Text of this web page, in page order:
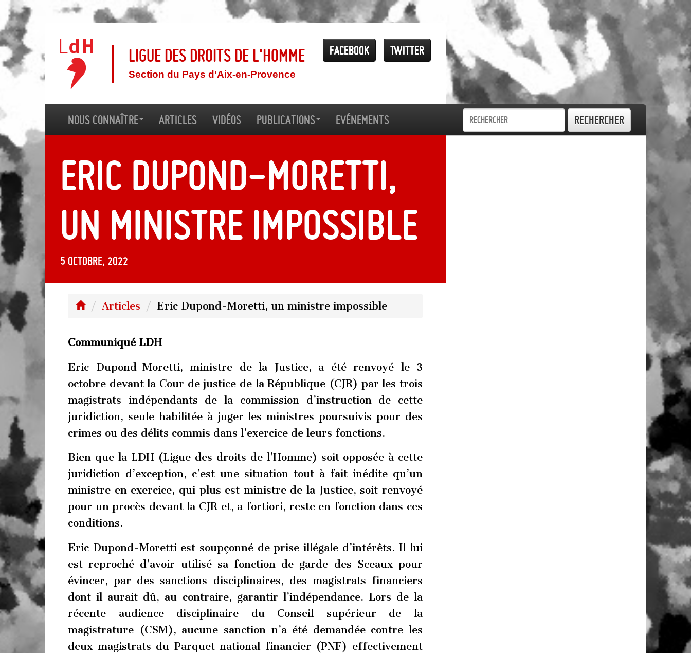
Twitter
Facebook
Ligue des droits de l'Homme
Section du Pays d'Aix-en-Provence
Nous connaître Articles Vidéos Publications Evénements Rechercher
Eric Dupond-Moretti,
un ministre impossible
5 octobre, 2022
Articles Eric Dupond-Moretti, un ministre impossible
Communiqué LDH
Eric Dupond-Moretti, ministre de la Justice, a été renvoyé le 3
octobre devant la Cour de justice de la République (CJR) par les trois
magistrats indépendants de la commission d’instruction de cette
juridiction, seule habilitée à juger les ministres poursuivis pour des
crimes ou des délits commis dans l’exercice de leurs fonctions.
Bien que la LDH (Ligue des droits de l’Homme) soit opposée à cette
juridiction d’exception, c’est une situation tout à fait inédite qu’un
ministre en exercice, qui plus est ministre de la Justice, soit renvoyé
pour un procès devant la CJR et, a fortiori, reste en fonction dans ces
conditions.
Eric Dupond-Moretti est soupçonné de prise illégale d’intérêts. Il lui
est reproché d’avoir utilisé sa fonction de garde des Sceaux pour
évincer, par des sanctions disciplinaires, des magistrats financiers
dont il aurait dû, au contraire, garantir l’indépendance. Lors de la
récente audience disciplinaire du Conseil supérieur de la
magistrature (CSM), aucune sanction n’a été demandée contre les
deux magistrats du Parquet national financier (PNF) effectivement